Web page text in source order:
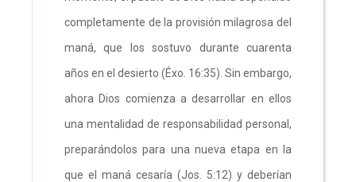
completamente de la provisión milagrosa del
maná, que los sostuvo durante cuarenta
años en el desierto (Éxo. 16:35). Sin embargo,
ahora Dios comienza a desarrollar en ellos
una mentalidad de responsabilidad personal,
preparándolos para una nueva etapa en la
que el maná cesaría (Jos. 5:12) y deberían